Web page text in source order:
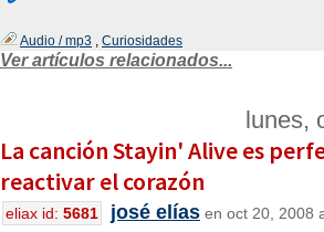
Audio / mp3 , Curiosidades
Ver artículos relacionados...
lunes,
La canción Stayin' Alive es
reactivar el corazón
eliax id: 5681 josé elías en oct 20, 2008